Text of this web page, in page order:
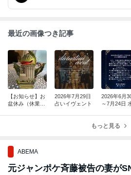
最近の画像つき記事
【お知らせ】お
盆休み（休業期
2026年7月29日
占いイヴェント
2026年6月
～7月24日 水星
もっと見る
ABEMA
元ジャンポケ斉藤被告の妻が